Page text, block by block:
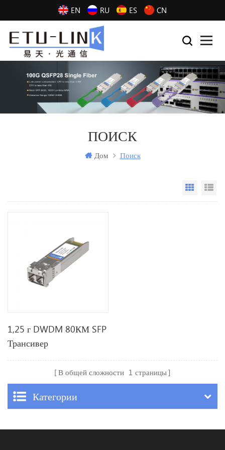
EN RU ES CN
ПОИСК
Дом Поиск
Grid
1,25 г DWDM 80КМ SFP
Трансивер
В общей сложности 1 страницы
Категории